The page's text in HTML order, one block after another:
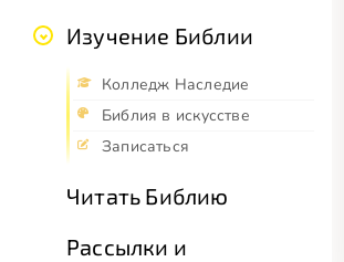
Изучение Библии
Колледж Наследие
Библия в искусстве
Записаться
Читать Библию
Рассылки и